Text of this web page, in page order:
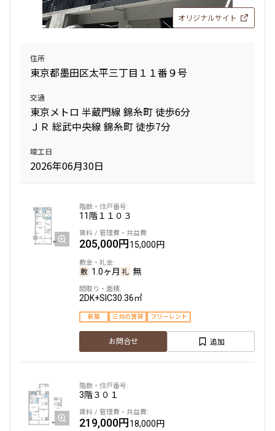
オリジナルサイト
住所
東京都墨田区太平三丁目１１番９号
交通
東京メトロ 半蔵門線 錦糸町 徒歩6分
ＪＲ 総武中央線 錦糸町 徒歩7分
竣工日
2026年06月30日
11階 １１０３
205,000円15,000円
1.0ヶ月 無
2DK+SIC30.36㎡
新築 三井の賃貸 フリーレント
お問合せ 追加
3階３０１
219,000円18,000円